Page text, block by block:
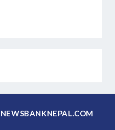
NEWSBANKNEPAL.COM